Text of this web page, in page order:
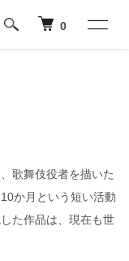
0
歌舞伎役者を描いた
か月という短い活動
た作品は、現在も世